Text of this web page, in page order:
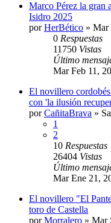
Marco Pérez la gran
Isidro 2025
porHerBético » Mar
0 Respuestas
11750 Vistas
Último
Mar Feb 11,
El novillero
con 'la ilusión
porCañitaBrava »
1
2
10 Respuestas
26404 Vistas
Último
Mar Ene 21,
El novillero "El
toro de Castella
porMorralero » Mar